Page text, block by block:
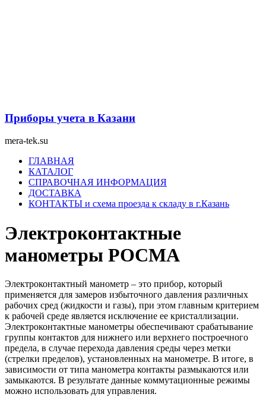
Приборы учета в Казани
mera-tek.su
МенюГЛАВНАЯ
КАТАЛОГ
СПРАВОЧНАЯ ИНФОРМАЦИЯ
ДОСТАВКА
КОНТАКТЫ и схема проезда к складу в г.Казань
Электроконтактные
манометры РОСМА
Электроконтактный манометр – это прибор, который
применяется для замеров избыточного давления различных
рабочих сред (жидкости и газы), при этом главным критерием
к рабочей среде является исключение ее кристаллизации.
Электроконтактные манометры обеспечивают срабатывание
группы контактов для нижнего или верхнего построечного
предела, в случае перехода давления среды через метки
(стрелки пределов), установленных на манометре. В итоге, в
зависимости от типа манометра контакты размыкаются или
замыкаются. В результате данные коммутационные режимы
можно использовать для управления.